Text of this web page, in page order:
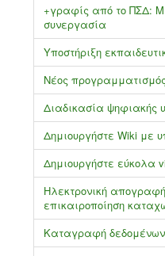
+γραφίς από το ΠΣΔ:
συνεργασία
Υποστήριξη
Νέος
Διαδικασία
Δημιουργήστε Wiki με
Δημιουργήστε εύκολα
Ηλεκτρονική
επικαιροποίηση
Καταγραφή δεδομένων